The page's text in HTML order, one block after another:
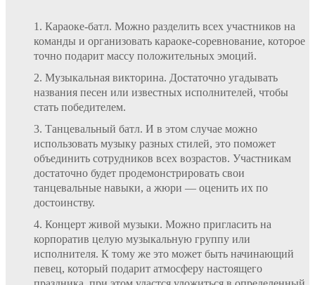
Караоке-батл. Можно разделить всех участников на
команды и организовать караоке-соревнование, которое
точно подарит массу положительных эмоций.
Музыкальная викторина. Достаточно угадывать
названия песен или известных исполнителей, чтобы
стать победителем.
Танцевальный батл. И в этом случае можно
использовать музыку разных стилей, это поможет
объединить сотрудников всех возрастов. Участникам
достаточно будет продемонстрировать свои
танцевальные навыки, а жюри — оценить их по
достоинству.
Концерт живой музыки. Можно пригласить на
корпоратив целую музыкальную группу или
исполнителя. К тому же это может быть начинающий
певец, который подарит атмосферу настоящего